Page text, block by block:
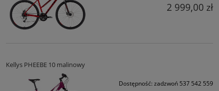
2 999,00 zł
Kellys PHEEBE 10 malinowy
Dostępność: zadzwoń 537 542 559